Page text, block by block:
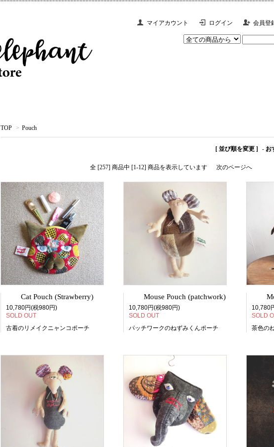
マイアカウント ログイン 会員登
TOP > Pouch
[ 並び順を変更 ] - お
全 [257] 商品中 [1-12] 商品を表示しています 次のページへ
Cat Pouch (Strawberry)
10,780円(税980円)
SOLD OUT
古着のリメイクニャンコポーチ
Mouse Pouch (patchwork)
10,780円(税980円)
SOLD OUT
パッチワークのねずみくんポーチ
10,780
SOLD
茶色の